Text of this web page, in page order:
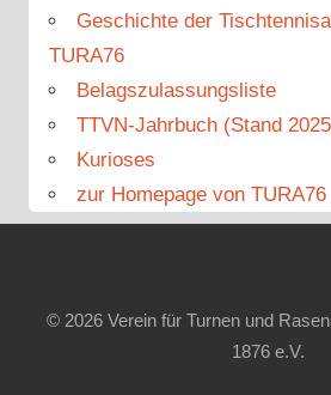
Geschichte der
TURA76
Belagszulassungsliste
TTVN-Jahrbuch (Stand
Kurioses
zur Homepage von TURA76
© 2026 Verein für Turnen und
1876 e.V.